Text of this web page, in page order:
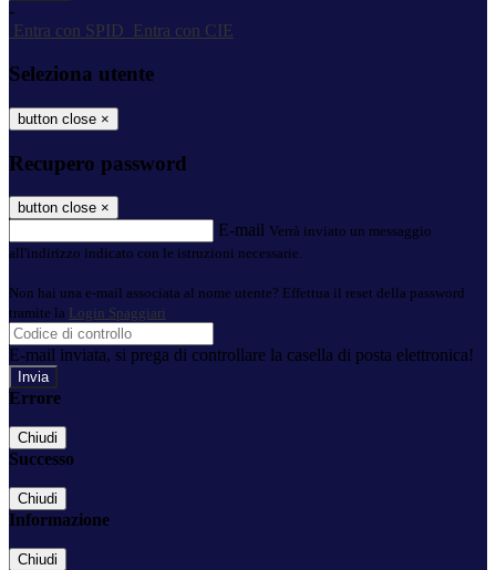
-
Entra con SPID
Entra con CIE
Seleziona utente
button close ×
Recupero password
button close ×
E-mail Verrà inviato un messaggio
all'indirizzo indicato con le istruzioni necessarie.
Non hai una e-mail associata al nome utente? Effettua il reset della password
tramite la Login Spaggiari
E-mail inviata, si prega di controllare la casella di posta elettronica!
Errore
Chiudi
Successo
Chiudi
Informazione
Chiudi